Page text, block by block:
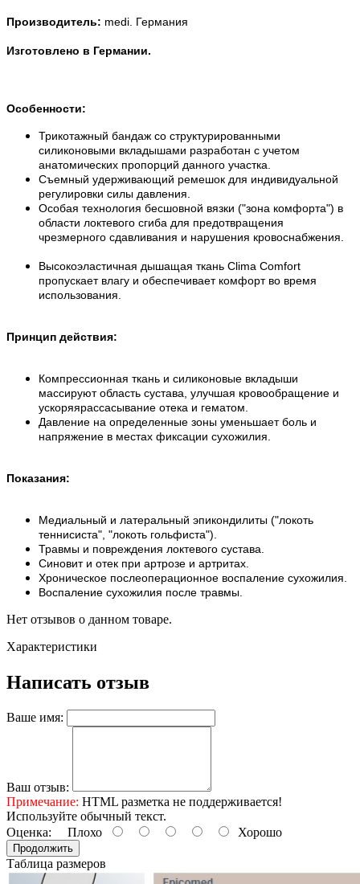
Производитель: medi. Германия
Изготовлено в Германии.
Особенности:
Трикотажный бандаж со структурированными
силиконовыми вкладышами разработан с учетом
анатомических пропорций данного участка.
Съемный удерживающий ремешок для индивидуальной
регулировки силы давления.
Особая технология бесшовной вязки ("зона комфорта") в
области локтевого сгиба для предотвращения
чрезмерного сдавливания и нарушения кровоснабжения.
Высокоэластичная дышащая ткань Clima Comfort
пропускает влагу и обеспечивает комфорт во время
использования.
Принцип действия:
Компрессионная ткань и силиконовые вкладыши
массируют область сустава, улучшая кровообращение и
ускоряярассасывание отека и гематом.
Давление на определенные зоны уменьшает боль и
напряжение в местах фиксации сухожилия.
Показания:
Медиальный и латеральный эпикондилиты ("локоть
теннисиста", "локоть гольфиста").
Травмы и повреждения локтевого сустава.
Синовит и отек при артрозе и артритах.
Хроническое послеоперационное воспаление сухожилия.
Воспаление сухожилия после травмы.
Нет отзывов о данном товаре.
Характеристики
Написать отзыв
Ваше имя:
Ваш отзыв:
Примечание: HTML разметка не поддерживается!
Используйте обычный текст.
Оценка: Плохо Хорошо
Продолжить
Таблица размеров